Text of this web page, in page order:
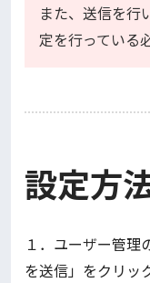
また、送信を行
定を行っている
設定方
１．ユーザー管理
を送信」をクリッ